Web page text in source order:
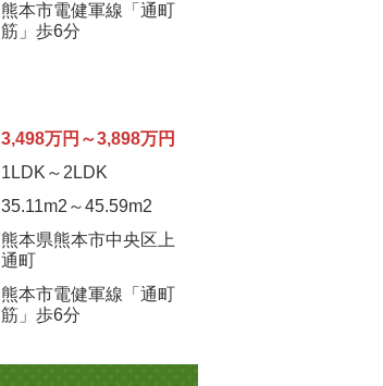
熊本市電健軍線「通町
筋」歩6分
3,498万円～3,898万円
1LDK～2LDK
35.11m2 ～45.59m2
熊本県熊本市中央区上
通町
熊本市電健軍線「通町
筋」歩6分